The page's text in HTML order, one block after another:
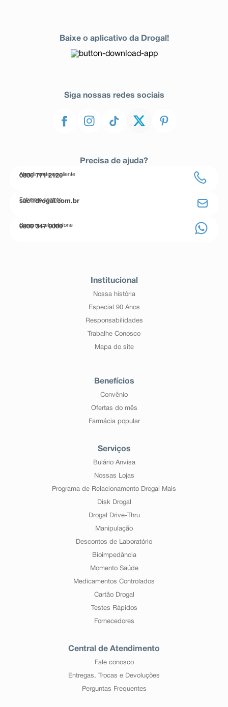
Baixe o aplicativo da Drogal!
Siga nossas redes sociais
Precisa de ajuda?
Atendimento ao cliente
0800 771 2120
Entre em contato
sac@drogal.com.br
Compre pelo telefone
0800 347 0000
Institucional
Nossa história
Especial 90 Anos
Responsabilidades
Trabalhe Conosco
Mapa do site
Benefícios
Convênio
Ofertas do mês
Farmácia popular
Serviços
Bulário Anvisa
Nossas Lojas
Programa de Relacionamento Drogal Mais
Disk Drogal
Drogal Drive-Thru
Manipulação
Descontos de Laboratório
Bioimpedância
Momento Saúde
Medicamentos Controlados
Cartão Drogal
Testes Rápidos
Fornecedores
Central de Atendimento
Fale conosco
Entregas, Trocas e Devoluções
Perguntas Frequentes